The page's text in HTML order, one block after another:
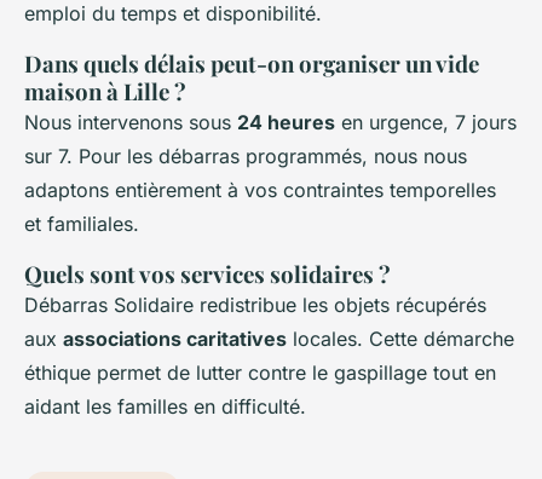
emploi du temps et disponibilité.
Dans quels délais peut-on organiser un vide
maison à Lille ?
Nous intervenons sous 24 heures en urgence, 7 jours
sur 7. Pour les débarras programmés, nous nous
adaptons entièrement à vos contraintes temporelles
et familiales.
Quels sont vos services solidaires ?
Débarras Solidaire redistribue les objets récupérés
aux associations caritatives locales. Cette démarche
éthique permet de lutter contre le gaspillage tout en
aidant les familles en difficulté.